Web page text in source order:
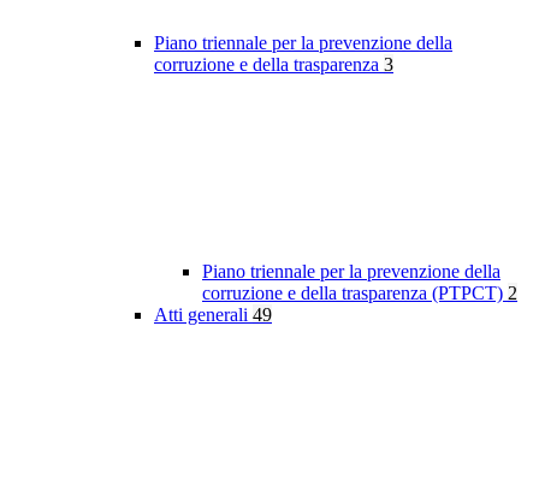
Piano triennale per la prevenzione della
corruzione e della trasparenza 3
Piano triennale per la prevenzione della
corruzione e della trasparenza (PTPCT) 2
Atti generali 49